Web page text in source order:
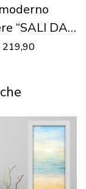
“SALI DA
219,90